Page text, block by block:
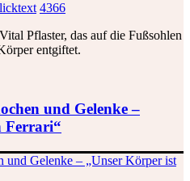
4366
Pflaster, das auf die Fußsohlen
entgiftet.
und Gelenke –
Ferrari“